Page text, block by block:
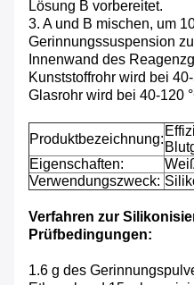
Lösung B vorbereitet.
3. A und B mischen, um
Gerinnungssuspension
Innenwand des
Kunststoffrohr wird bei
Glasrohr wird bei 40-120
Produktbezeichnung:
Eigenschaften:
Verwendungszweck:
Verfahren zur
Prüfbedingungen:
1.6 g des